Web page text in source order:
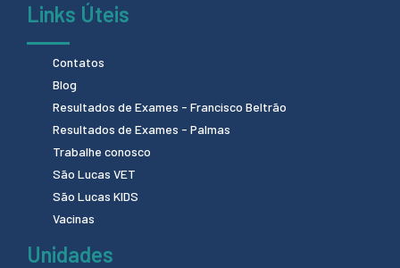
Links Úteis
Contatos
Blog
Resultados de Exames - Francisco Beltrão
Resultados de Exames - Palmas
Trabalhe conosco
São Lucas VET
São Lucas KIDS
Vacinas
Unidades